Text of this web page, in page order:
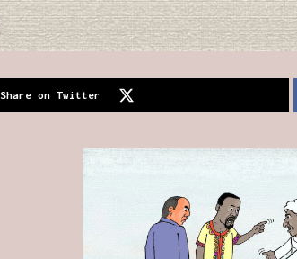
Share on Twitter